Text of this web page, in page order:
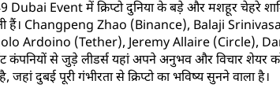
Dubai Event में क्रिप्टो दुनिया के बड़े और मशहूर चेहरे
हैं। Changpeng Zhao (Binance), Balaji
Ardoino (Tether), Jeremy Allaire (Circle),
कंपनियों से जुड़े लीडर्स यहां अपने अनुभव और विचार शेयर
जहां दुबई पूरी गंभीरता से क्रिप्टो का भविष्य सुनने वाला है।